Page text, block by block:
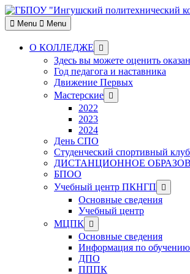
Skip
to
content
Menu Menu
О КОЛЛЕДЖЕ
Show
sub
menu
Здесь вы можете оценить
Год педагога и наставника
Движение Первых
Мастерские Show
sub
2022
2023
2024
День СПО
Студенческий спортивный
ДИСТАНЦИОННОЕ
БПОО
Учебный центр ПКНГП
Show
sub
menu
Основные сведения
Учебный центр
МЦПК Show
sub
menu
Основные сведения
Информация по обучению
ДПО
ПППК